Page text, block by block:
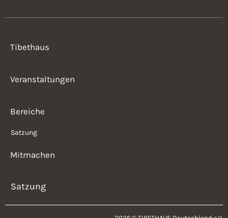
Tibethaus
Veranstaltungen
Bereiche
Satzung
Mitmachen
Satzung